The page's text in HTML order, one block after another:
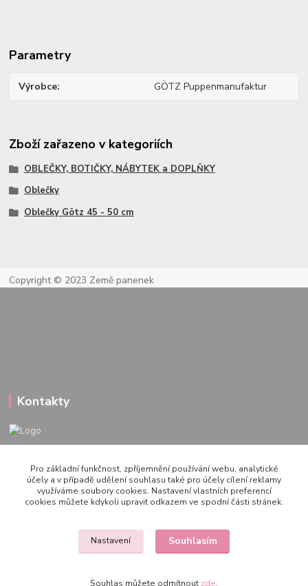
Parametry
Výrobce GÖTZ Puppenmanufaktur
Zboží zařazeno v kategoriích
OBLEČKY, BOTIČKY, NÁBYTEK a DOPLŇKY
Oblečky
Oblečky Götz 45 - 50 cm
Copyright © 2023 Země panenek
Kontakty
PO-PÁ 10-20h., SO+NE 14-20h.
zemepanenek@gmail.com
Pro základní funkčnost, zpříjemnění používání webu, analytické
účely a v případě udělení souhlasu také pro účely cílení reklamy
využíváme soubory cookies. Nastavení vlastních preferencí
cookies můžete kdykoli upravit odkazem ve spodní části stránek.
Nastavení Souhlasím
Souhlas můžete odmítnout zde.